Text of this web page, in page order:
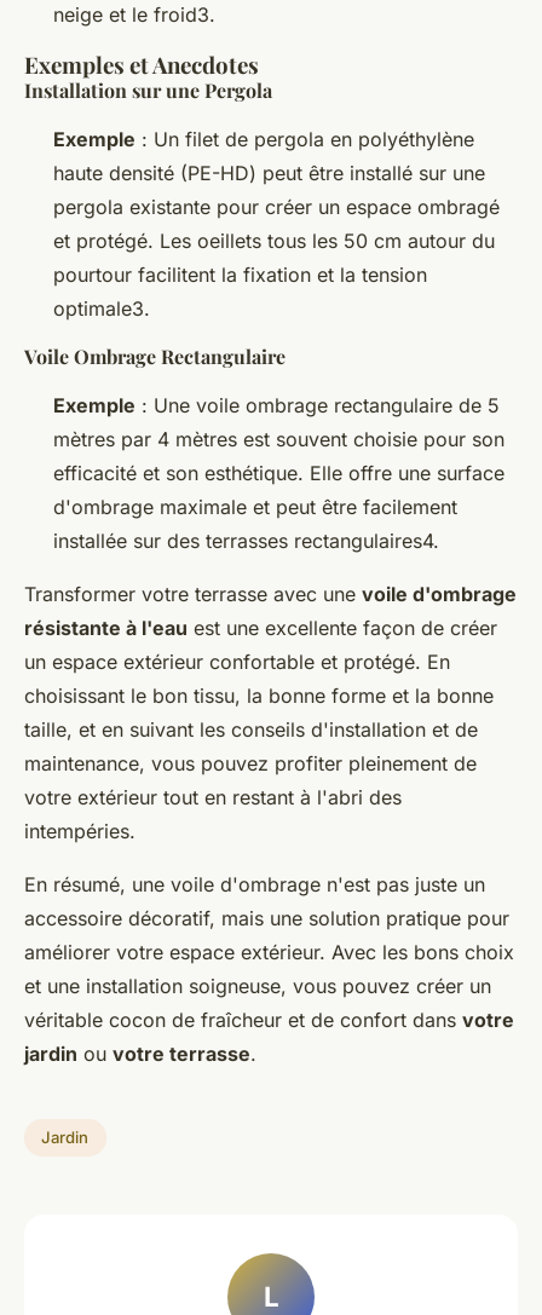
neige et le froid3.
Exemples et Anecdotes
Installation sur une Pergola
Exemple : Un filet de pergola en polyéthylène
haute densité (PE-HD) peut être installé sur une
pergola existante pour créer un espace ombragé
et protégé. Les oeillets tous les 50 cm autour du
pourtour facilitent la fixation et la tension
optimale3.
Voile Ombrage Rectangulaire
Exemple : Une voile ombrage rectangulaire de 5
mètres par 4 mètres est souvent choisie pour son
efficacité et son esthétique. Elle offre une surface
d'ombrage maximale et peut être facilement
installée sur des terrasses rectangulaires4.
Transformer votre terrasse avec une voile d'ombrage
résistante à l'eau est une excellente façon de créer
un espace extérieur confortable et protégé. En
choisissant le bon tissu, la bonne forme et la bonne
taille, et en suivant les conseils d'installation et de
maintenance, vous pouvez profiter pleinement de
votre extérieur tout en restant à l'abri des
intempéries.
En résumé, une voile d'ombrage n'est pas juste un
accessoire décoratif, mais une solution pratique pour
améliorer votre espace extérieur. Avec les bons choix
et une installation soigneuse, vous pouvez créer un
véritable cocon de fraîcheur et de confort dans votre
jardin ou votre terrasse.
Jardin
L